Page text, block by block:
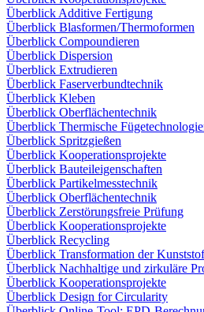
Überblick Additive Fertigung
Überblick Blasformen/Thermoformen
Überblick Compoundieren
Überblick Dispersion
Überblick Extrudieren
Überblick Faserverbundtechnik
Überblick Kleben
Überblick Oberflächentechnik
Überblick Thermische
Überblick Spritzgießen
Überblick Kooperationsprojekte
Überblick Bauteileigenschaften
Überblick Partikelmesstechnik
Überblick Oberflächentechnik
Überblick Zerstörungsfreie Prüfung
Überblick Kooperationsprojekte
Überblick Recycling
Überblick Transformation der
Überblick Nachhaltige und zirkuläre
Überblick Kooperationsprojekte
Überblick Design for Circularity